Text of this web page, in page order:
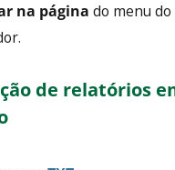
na página do menu do
de relatórios